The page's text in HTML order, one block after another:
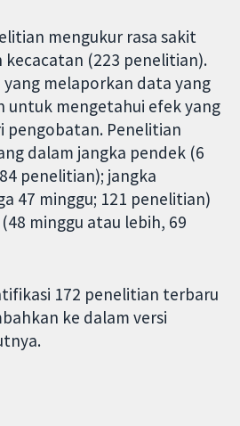
mengukur rasa sakit
kecacatan (223 penelitian).
melaporkan data yang
untuk mengetahui efek yang
pengobatan. Penelitian
dalam jangka pendek (6
penelitian); jangka
47 minggu; 121 penelitian)
minggu atau lebih, 69
172 penelitian terbaru
ke dalam versi